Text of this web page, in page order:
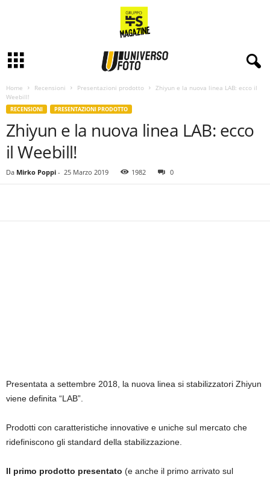
Home Recensioni Presentazioni prodotto
Zhiyun e la nuova linea LAB: ecco il
Weebill!
RECENSIONI PRESENTAZIONI PRODOTTO
Zhiyun e la nuova linea LAB: ecco
il Weebill!
Da Mirko Poppi - 25 Marzo 2019 1982 0
Presentata a settembre 2018, la nuova linea si stabilizzatori Zhiyun
viene definita “LAB”.
Prodotti con caratteristiche innovative e uniche sul mercato che
ridefiniscono gli standard della stabilizzazione.
Il primo prodotto presentato (e anche il primo arrivato sul